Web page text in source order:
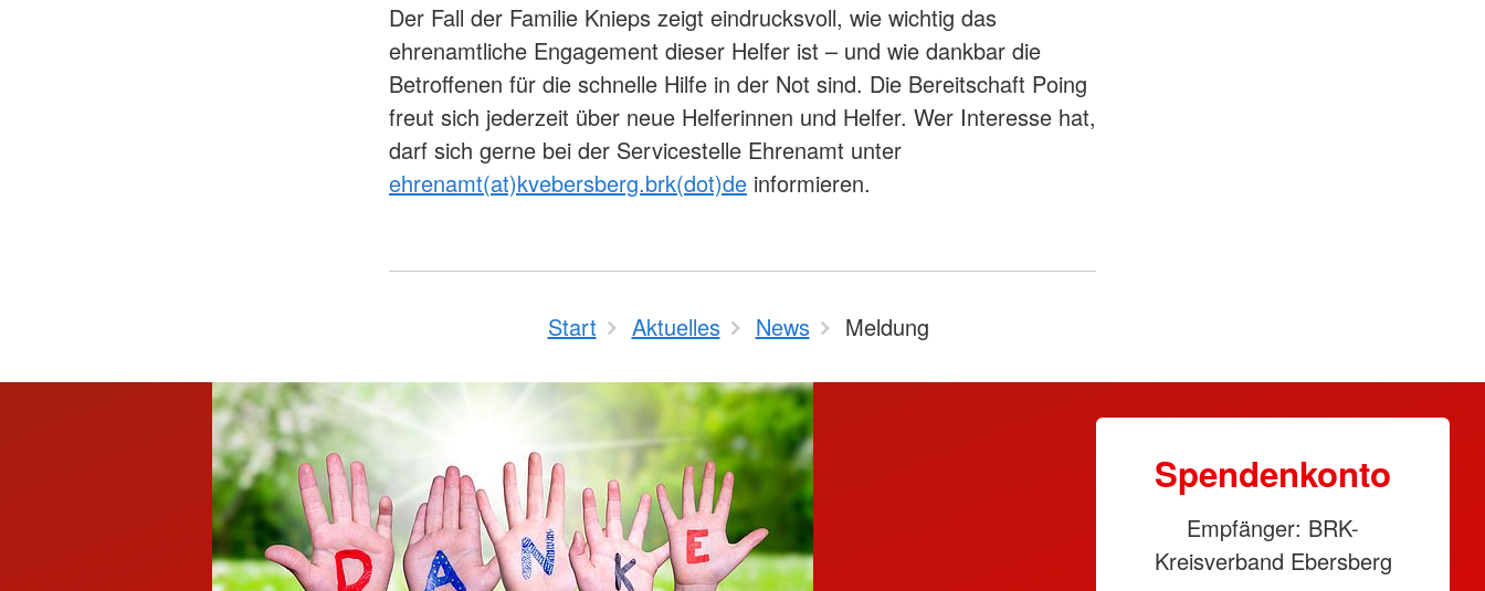
Der Fall der Familie Knieps zeigt eindrucksvoll, wie wichtig das
ehrenamtliche Engagement dieser Helfer ist – und wie dankbar die
Betroffenen für die schnelle Hilfe in der Not sind. Die Bereitschaft Poing
freut sich jederzeit über neue Helferinnen und Helfer. Wer Interesse hat,
darf sich gerne bei der Servicestelle Ehrenamt unter
ehrenamt(at)kvebersberg.brk(dot)de informieren.
Start Aktuelles News Meldung
Spendenkonto
Empfänger: BRK-
Kreisverband Ebersberg